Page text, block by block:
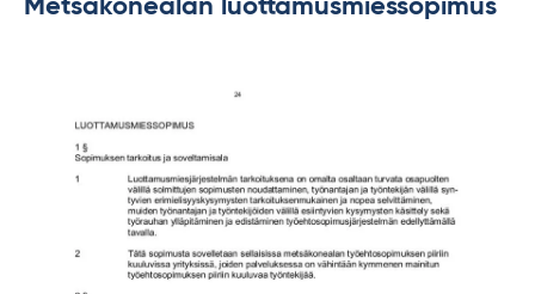
Metsäkonealan luottamusmiessopimus